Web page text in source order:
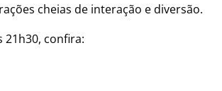
cheias de interação e diversão.
21h30, confira: